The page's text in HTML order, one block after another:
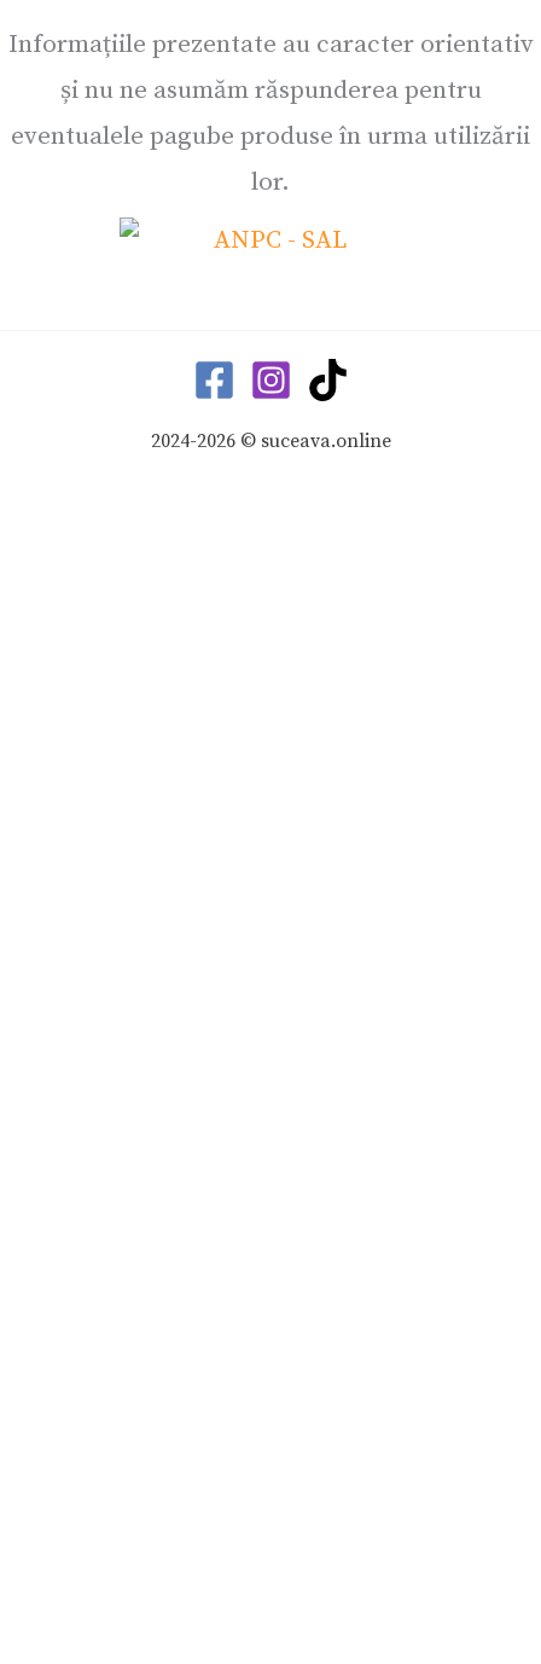
Informațiile prezentate au caracter orientativ
și nu ne asumăm răspunderea pentru
eventualele pagube produse în urma utilizării
lor.
2024-2026 © suceava.online